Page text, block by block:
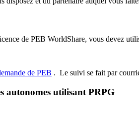
de PEB WorldShare, vous devez
de PEB . Le suivi se fait par
autonomes utilisant PRPG